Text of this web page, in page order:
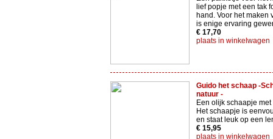
lief popje met een tak
hand. Voor het maken
is enige ervaring
€ 17,70
plaats in winkelwagen
Guido het schaap -
natuur -
Een olijk schaapje
Het schaapje is
en staat leuk op een
€ 15,95
plaats in winkelwagen